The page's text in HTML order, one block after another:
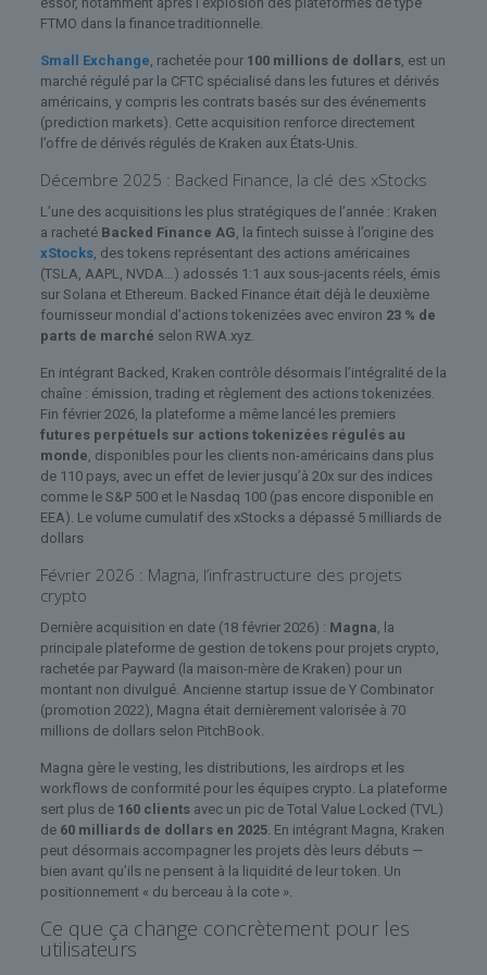
FTMO dans la finance traditionnelle.
Small Exchange , rachetée pour 100 millions de dollars, est un
marché régulé par la CFTC spécialisé dans les futures et dérivés
américains, y compris les contrats basés sur des événements
(prediction markets). Cette acquisition renforce directement
l’offre de dérivés régulés de Kraken aux États-Unis.
Décembre 2025 : Backed Finance, la clé des xStocks
L’une des acquisitions les plus stratégiques de l’année : Kraken
a racheté Backed Finance AG , la fintech suisse à l’origine des
xStocks, des tokens représentant des actions américaines
(TSLA, AAPL, NVDA…) adossés 1:1 aux sous-jacents réels, émis
sur Solana et Ethereum. Backed Finance était déjà le deuxième
fournisseur mondial d’actions tokenizées avec environ 23 % de
parts de marché selon RWA.xyz.
En intégrant Backed, Kraken contrôle désormais l’intégralité de la
chaîne : émission, trading et règlement des actions tokenizées.
Fin février 2026, la plateforme a même lancé les premiers
futures perpétuels sur actions tokenizées régulés au
monde , disponibles pour les clients non-américains dans plus
de 110 pays, avec un effet de levier jusqu’à 20x sur des indices
comme le S&P 500 et le Nasdaq 100 (pas encore disponible en
EEA). Le volume cumulatif des xStocks a dépassé 5 milliards de
dollars
Février 2026 : Magna, l’infrastructure des projets
crypto
Dernière acquisition en date (18 février 2026) : Magna , la
principale plateforme de gestion de tokens pour projets crypto,
rachetée par Payward (la maison-mère de Kraken) pour un
montant non divulgué. Ancienne startup issue de Y Combinator
(promotion 2022), Magna était dernièrement valorisée à 70
millions de dollars selon PitchBook.
Magna gère le vesting, les distributions, les airdrops et les
workflows de conformité pour les équipes crypto. La plateforme
sert plus de 160 clientsavec un pic de Total Value Locked (TVL)
de 60 milliards de dollars en 2025. En intégrant Magna, Kraken
peut désormais accompagner les projets dès leurs débuts —
bien avant qu’ils ne pensent à la liquidité de leur token. Un
positionnement « du berceau à la cote ».
Ce que ça change concrètement pour les
utilisateurs